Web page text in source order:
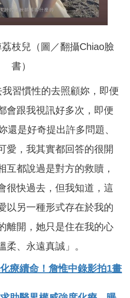
枝兒（圖／翻攝Chiao臉
書）
習慣性的去照顧妳，即便
會跟我視訊好多次，即便
還是好奇提出許多問題、
愛，我其實都回答的很開
互都說過是對方的救贖，
很快過去，但我知道，這
以另一種形式存在於我的
離開，她只是住在我的心
柔、永遠真誠」。
療續命！詹惟中錄影拍1畫